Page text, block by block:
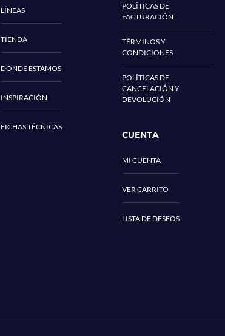
LÍNEAS
TIENDA
DONDE ESTAMOS
INSPIRACIÓN
FICHAS TÉCNICAS
POLÍTICAS DE
FACTURACIÓN
TÉRMINOS Y
CONDICIONES
POLÍTICAS DE
CANCELACIÓN Y
DEVOLUCIÓN
CUENTA
MI CUENTA
VER CARRITO
LISTA DE DESEOS